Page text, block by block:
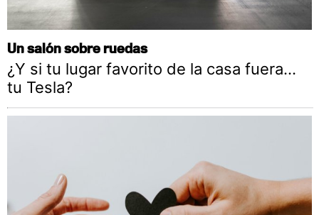
Un salón sobre ruedas
¿Y si tu lugar favorito de la casa fuera…
tu Tesla?